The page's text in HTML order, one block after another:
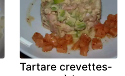
Tartare crevettes-